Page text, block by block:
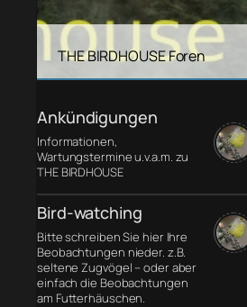
THE BIRDHOUSE Foren
Ankündigungen
Informationen,
Wartungstermine u.v.a.m. zu
THE BIRDHOUSE
Bird-watching
Bitte schreiben Sie hier Ihre
Beobachtungen nieder. z.B.
seltene Zugvögel – oder aber
einfach die Beobachtungen
am Futterhäuschen.